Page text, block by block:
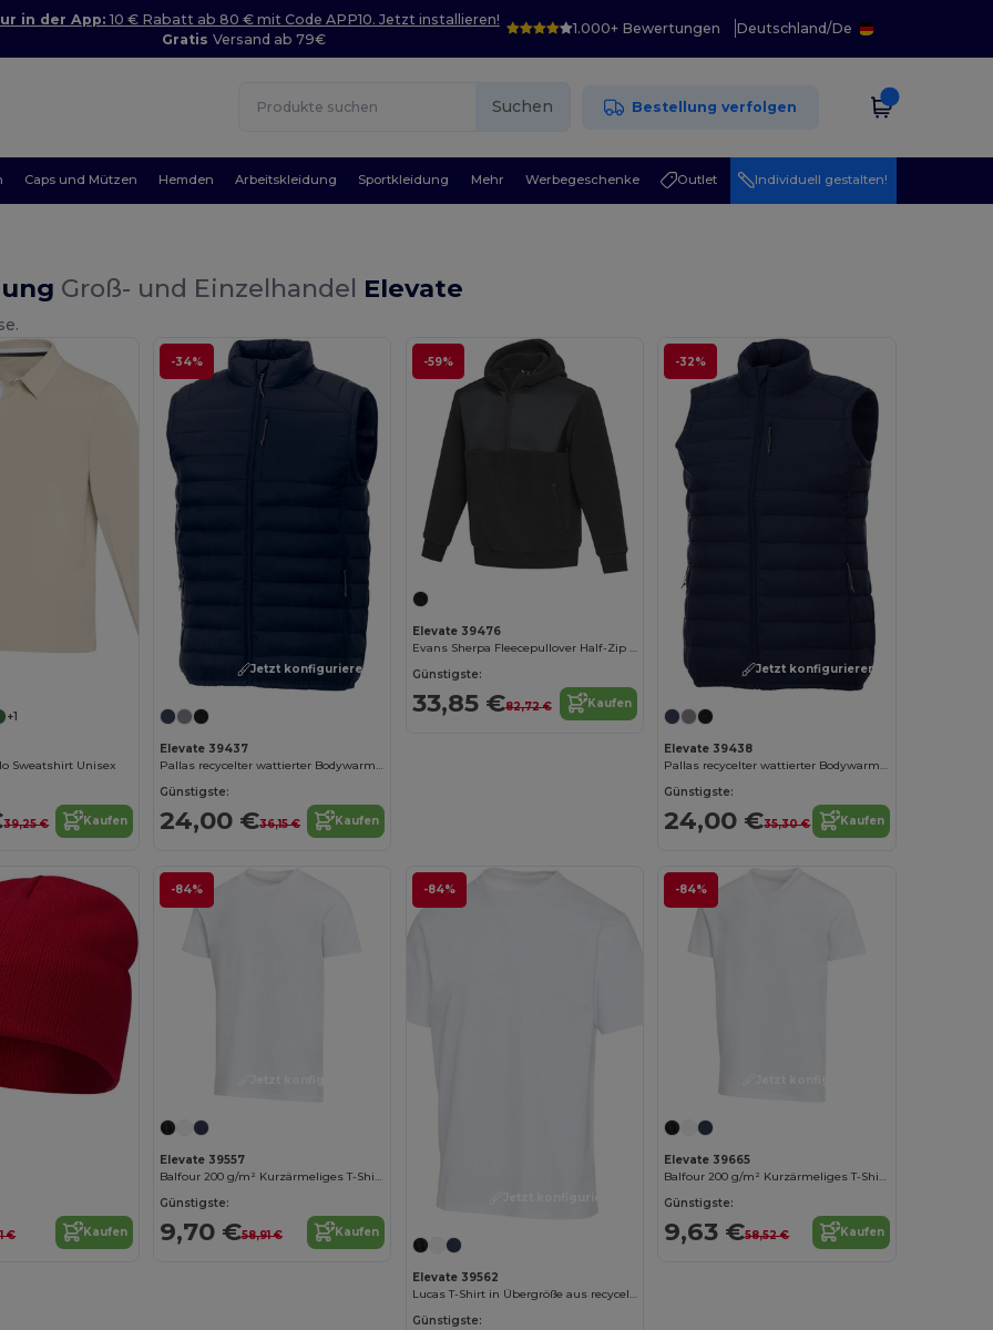
in der App: 10 € Rabatt ab 80 € mit Code APP10. Jetzt installieren!
GratisVersand ab 79€
1.000+ Bewertungen Deutschland/De
Suchen Bestellung verfolgen
Caps und Mützen Hemden Arbeitskleidung Sportkleidung Mehr Werbegeschenke Outlet Individuell gestalten!
Groß- und Einzelhandel Elevate
+1
Sweatshirt Unisex
39,25 € Kaufen
-34%
Jetzt konfigurieren!
Elevate 39437
Pallas recycelter wattierter Bodywarmer für Herren
Günstigste:
24,00 €36,15 € Kaufen
-59%
Elevate 39476
Evans Sherpa Fleecepullover Half-Zip Unisex
Günstigste:
33,85 €82,72 € Kaufen
-32%
Jetzt konfigurieren!
Elevate 39438
Pallas recycelter wattierter Bodywarmer für Damen
Günstigste:
24,00 €35,30 € Kaufen
€ Kaufen
-84%
Elevate 39557
Balfour 200 g/m² Kurzärmeliges T-Shirt Bio Baumwolle (OCS), unisex
Günstigste:
9,70 €58,91 € Kaufen
-84%
Elevate 39562
Lucas T-Shirt in Übergröße aus recycelter 260 g/m2 Bio Baumwolle (OCS) unisex
Günstigste:
-84%
Elevate 39665
Balfour 200 g/m² Kurzärmeliges T-Shirt V-Ausschnitt Bio Baumwolle (OCS), unisex
Günstigste:
9,63 €58,52 € Kaufen